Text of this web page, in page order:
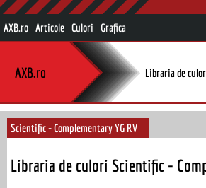
AXB.ro Articole Culori Grafica
AXB.ro
Scientific - Complementary YG RV
Libraria de culori Scientific -